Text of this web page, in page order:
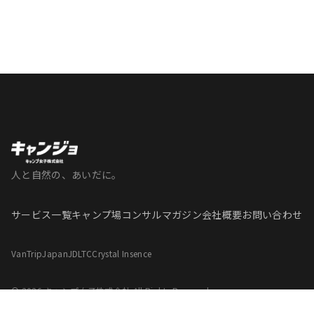
人と自然の、あいだに。
サービス一覧キャンプ場コンサルマガジン会社概要お問い合わせ
VanTripJapanJDLTCCrystal Insence
© 2026 キャンプ女子株式会社 All Rights Reserved.